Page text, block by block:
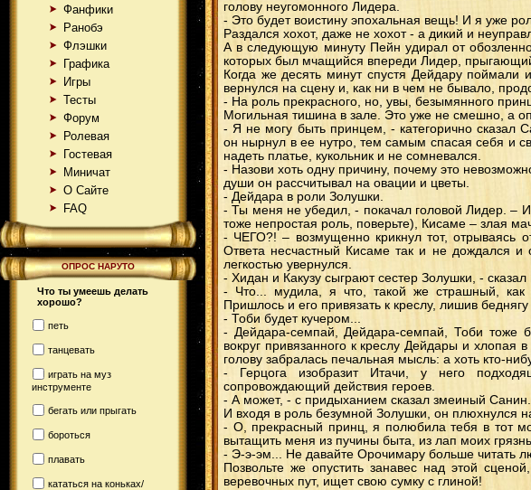
Фанфики
Ранобэ
Флэшки
Графика
Игры
Тесты
Форум
Ролевая
Гостевая
Миничат
О Сайте
FAQ
ОПРОС НАРУТО
Что ты умеешь делать
хорошо?
петь
танцевать
играть на муз
инструменте
бегать или прыгать
бороться
плавать
кататься на коньках/
голову неугомонного Лидера.
- Это будет воистину эпохальная вещь! И я уже
Раздался хохот, даже не хохот - а дикий и
А в следующую минуту Пейн удирал от
которых был мчащийся впереди Лидер,
Когда же десять минут спустя Дейдару поймали
вернулся на сцену и, как ни в чем не бывало,
- На роль прекрасного, но, увы, безымянного
Могильная тишина в зале. Это уже не смешно, а
- Я не могу быть принцем, - категорично сказал
он нырнул в ее нутро, тем самым спасая себя и
надеть платье, кукольник и не сомневался.
- Назови хоть одну причину, почему это
души он рассчитывал на овации и цветы.
- Дейдара в роли Золушки.
- Ты меня не убедил, - покачал головой Лидер. –
тоже непростая роль, поверьте), Кисаме – злая
- ЧЕГО?! – возмущенно крикнул тот, отрываясь
Ответа несчастный Кисаме так и не дождался и
легкостью увернулся.
- Хидан и Какузу сыграют сестер Золушки, -
- Что... мудила, я что, такой же страшный, как
Пришлось и его привязать к креслу, лишив
- Тоби будет кучером...
- Дейдара-семпай, Дейдара-семпай, Тоби тоже
вокруг привязанного к креслу Дейдары и
голову забралась печальная мысль: а хоть кто-
- Герцога изобразит Итачи, у него
сопровождающий действия героев.
- А может, - с придыханием сказал змеиный
И входя в роль безумной Золушки, он плюхнулся
- О, прекрасный принц, я полюбила тебя в тот
вытащить меня из пучины быта, из лап моих
- Э-э-эм... Не давайте Орочимару больше читать
Позвольте же опустить занавес над этой
веревочных пут, ищет свою сумку с глиной!